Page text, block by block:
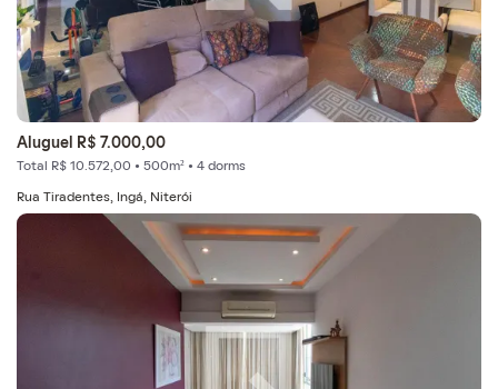
Aluguel R$ 7.000,00
Total R$ 10.572,00 • 500m² • 4 dorms
Rua Tiradentes, Ingá, Niterói